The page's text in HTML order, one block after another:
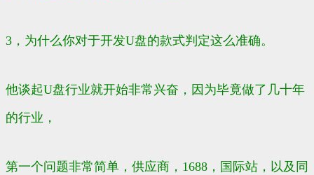
3，为什么你对于开发U盘的款式判定这么准确。
他谈起U盘行业就开始非常兴奋，因为毕竟做了几十年
的行业，
第一个问题非常简单，供应商，1688，国际站，以及同